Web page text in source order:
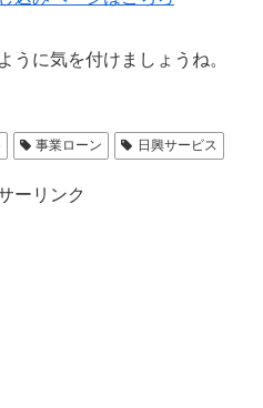
うに気を付けましょうね。
事業ローン 日興サービス
ーリンク